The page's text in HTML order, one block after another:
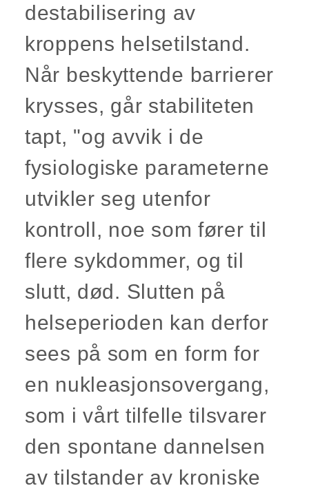
destabilisering av
kroppens helsetilstand.
Når beskyttende barrierer
krysses, går stabiliteten
tapt, "og avvik i de
fysiologiske parameterne
utvikler seg utenfor
kontroll, noe som fører til
flere sykdommer, og til
slutt, død. Slutten på
helseperioden kan derfor
sees på som en form for
en nukleasjonsovergang,
som i vårt tilfelle tilsvarer
den spontane dannelsen
av tilstander av kroniske